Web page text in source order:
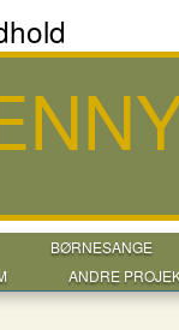
BØRNESANGE
ANDRE